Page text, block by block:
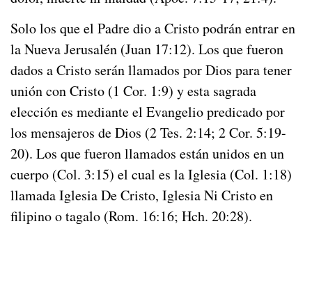
Solo los que el Padre dio a Cristo podrán entrar en
la Nueva Jerusalén (Juan 17:12). Los que fueron
dados a Cristo serán llamados por Dios para tener
unión con Cristo (1 Cor. 1:9) y esta sagrada
elección es mediante el Evangelio predicado por
los mensajeros de Dios (2 Tes. 2:14; 2 Cor. 5:19-
20). Los que fueron llamados están unidos en un
cuerpo (Col. 3:15) el cual es la Iglesia (Col. 1:18)
llamada Iglesia De Cristo, Iglesia Ni Cristo en
filipino o tagalo (Rom. 16:16; Hch. 20:28).